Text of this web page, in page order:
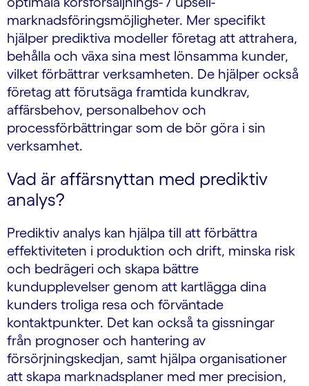
marknadsföringsmöjligheter. Mer specifikt
hjälper prediktiva modeller företag att attrahera,
behålla och växa sina mest lönsamma kunder,
vilket förbättrar verksamheten. De hjälper också
företag att förutsäga framtida kundkrav,
affärsbehov, personalbehov och
processförbättringar som de bör göra i sin
verksamhet.
Vad är affärsnyttan med prediktiv
analys?
Prediktiv analys kan hjälpa till att förbättra
effektiviteten i produktion och drift, minska risk
och bedrägeri och skapa bättre
kundupplevelser genom att kartlägga dina
kunders troliga resa och förväntade
kontaktpunkter. Det kan också ta gissningar
från prognoser och hantering av
försörjningskedjan, samt hjälpa organisationer
att skapa marknadsplaner med mer precision,